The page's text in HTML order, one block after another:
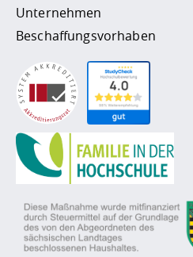
Unternehmen
Beschaffungsvorhaben